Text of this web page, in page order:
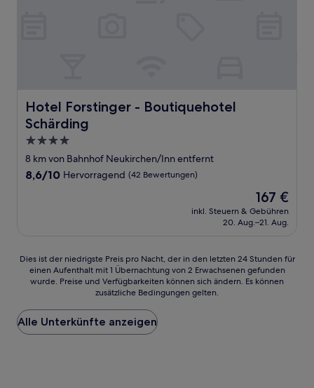
Hotel Forstinger - Boutiquehotel
Schärding
Hotel Forstinger - Boutiquehotel Schärding
4.0-
Sterne-
Unterkunft
8 km von Bahnhof Neukirchen/Inn entfernt
8.6
8,6/10 Hervorragend (42 Bewertungen)
Der
Preis
beträgt
167 €
inkl. Steuern & Gebühren
20. Aug.–21. Aug.
Dies
der
Preis
pro
Nacht,
Dies ist der niedrigste Preis pro Nacht, der in den letzten 24 Stunden für
einen Aufenthalt mit 1 Übernachtung von 2 Erwachsenen gefunden
wurde. Preise und Verfügbarkeiten können sich ändern. Es können
zusätzliche Bedingungen gelten.
Alle Unterkünfte anzeigen